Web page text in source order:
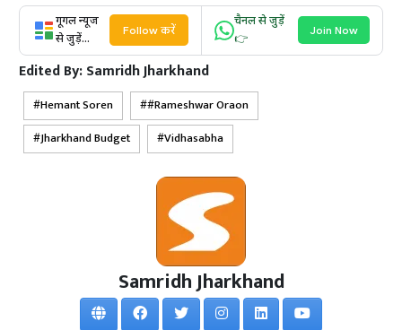
गूगल न्यूज
से जुड़ें...
Follow करें
चैनल से जुड़ें
👉
Join Now
Edited By:Samridh Jharkhand
Hemant Soren
#Rameshwar Oraon
Jharkhand Budget
Vidhasabha
Samridh Jharkhand